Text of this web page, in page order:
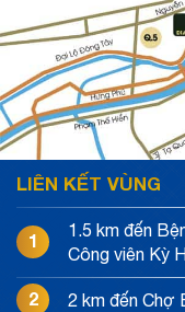
LIÊN KẾT VÙNG
1
1.5 km đến
Công viên Kỳ
2 2 km đến Chợ